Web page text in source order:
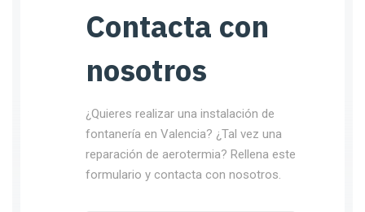
Contacta con
nosotros
¿Quieres realizar una instalación de
fontanería en Valencia? ¿Tal vez una
reparación de aerotermia? Rellena este
formulario y contacta con nosotros.